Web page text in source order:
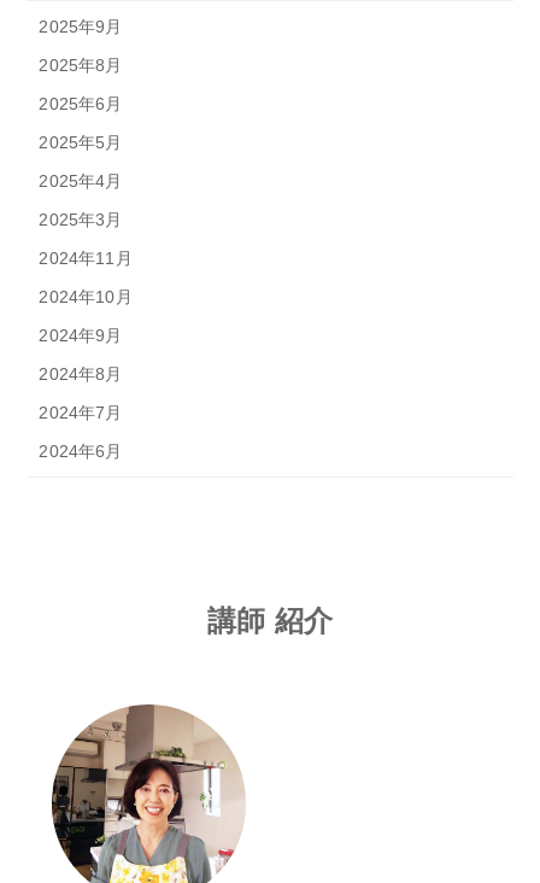
2025年9月
2025年8月
2025年6月
2025年5月
2025年4月
2025年3月
2024年11月
2024年10月
2024年9月
2024年8月
2024年7月
2024年6月
講師 紹介